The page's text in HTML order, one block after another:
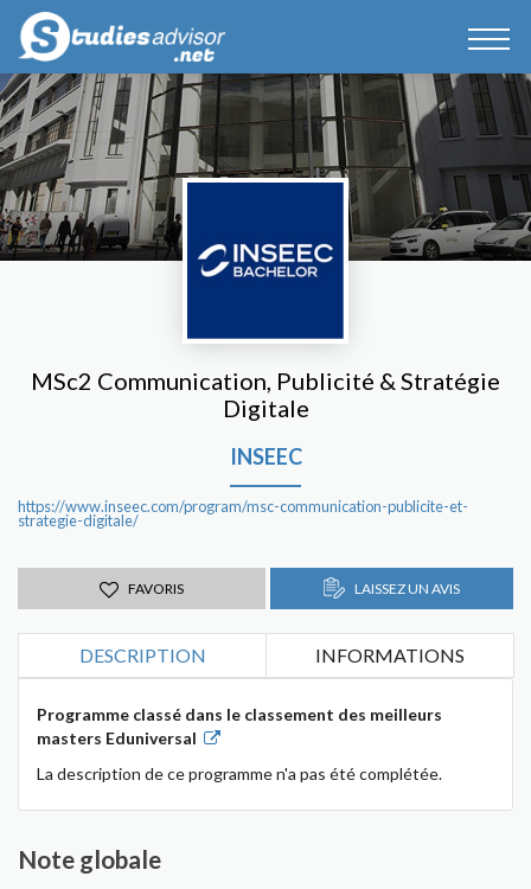
MSc2 Communication, Publicité & Stratégie
Digitale
INSEEC
https://www.inseec.com/program/msc-communication-publicite-et-
strategie-digitale/
FAVORIS LAISSEZ UN AVIS
DESCRIPTION INFORMATIONS
Programme classé dans le classement des meilleurs
masters Eduniversal
La description de ce programme n'a pas été complétée.
Note globale